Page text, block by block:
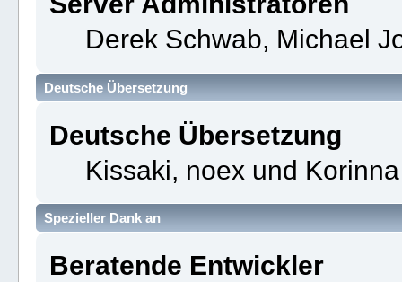
Derek Schwab, Michael
Deutsche Übersetzung
Deutsche Übersetzung
Kissaki, noex und
Spezieller Dank an
Beratende Entwickler